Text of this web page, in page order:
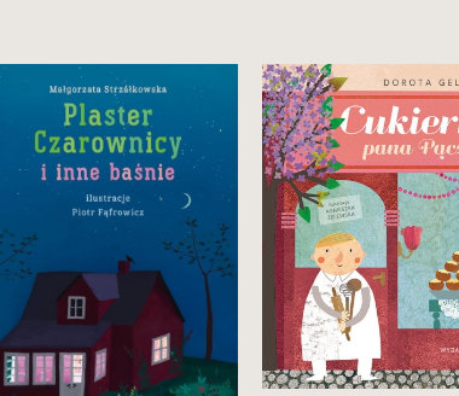
zbiór „bajek na jeden
pióra znakomitej
Strzałkowskiej.
małych i dużych.
Osiemnaście
lizać, w tym aż cztery
kryminalne!
przedszkolaków,
i dziadków!
Zobacz i